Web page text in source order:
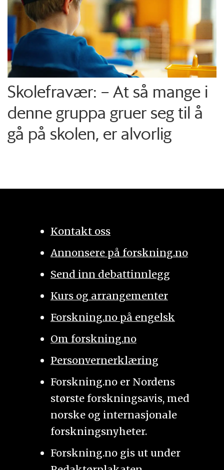
Skolefravær: – At så mange i
denne gruppa gruer seg til å
gå på skolen, er alvorlig
Kontakt oss
Annonsere på forskning.no
Send inn debattinnlegg
Kurs og arrangementer
Forskning.no på engelsk
Om forskning.no
Personvernerklæring
Forskning.no er Nordens
største forskningsavis, med
norske og internasjonale
forskningsnyheter.
Forskning.no gis ut under